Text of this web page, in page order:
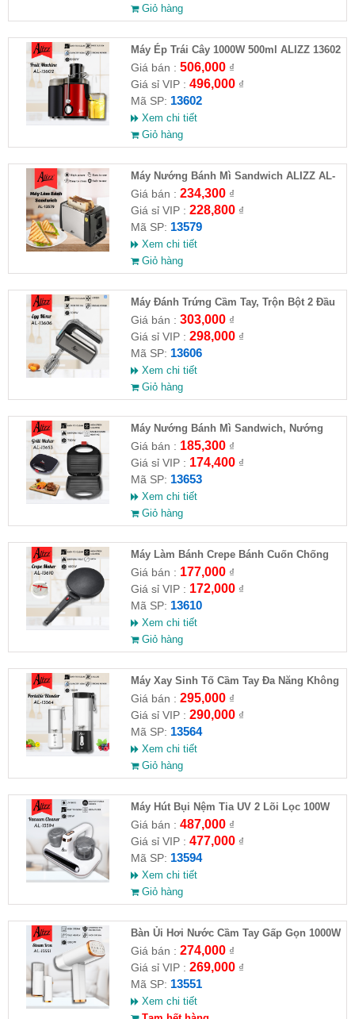
Giỏ hàng
Máy Ép Trái Cây 1000W 500ml ALIZZ 13602
Giá bán : 506,000₫
Giá sỉ VIP : 496,000₫
Mã SP: 13602
Xem chi tiết
Giỏ hàng
Máy Nướng Bánh Mì Sandwich ALIZZ AL-
13579 ( HĐ )
Giá bán : 234,300₫
Giá sỉ VIP : 228,800₫
Mã SP: 13579
Xem chi tiết
Giỏ hàng
Máy Đánh Trứng Cầm Tay, Trộn Bột 2 Đầu
5 Chế Độ 300W 220V ALIZZ
Giá bán : 303,000₫
Giá sỉ VIP : 298,000₫
Mã SP: 13606
Xem chi tiết
Giỏ hàng
Máy Nướng Bánh Mì Sandwich, Nướng
Thịt 750W ALIZZ AL-13653
Giá bán : 185,300₫
Giá sỉ VIP : 174,400₫
Mã SP: 13653
Xem chi tiết
Giỏ hàng
Máy Làm Bánh Crepe Bánh Cuốn Chống
Dính ALIZZ AL-13610
Giá bán : 177,000₫
Giá sỉ VIP : 172,000₫
Mã SP: 13610
Xem chi tiết
Giỏ hàng
Máy Xay Sinh Tố Cầm Tay Đa Năng Không
Dây 3in1 450ml ALIZZ AL-13564
Giá bán : 295,000₫
Giá sỉ VIP : 290,000₫
Mã SP: 13564
Xem chi tiết
Giỏ hàng
Máy Hút Bụi Nệm Tia UV 2 Lõi Lọc 100W
ALIZZ AL-13594
Giá bán : 487,000₫
Giá sỉ VIP : 477,000₫
Mã SP: 13594
Xem chi tiết
Giỏ hàng
Bàn Ủi Hơi Nước Cầm Tay Gấp Gọn 1000W
ALIZZ AL-13551
Giá bán : 274,000₫
Giá sỉ VIP : 269,000₫
Mã SP: 13551
Xem chi tiết